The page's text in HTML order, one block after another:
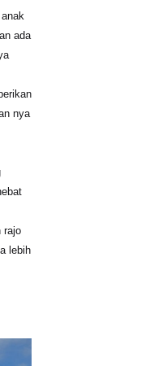
ada
nya
rajo
lebih